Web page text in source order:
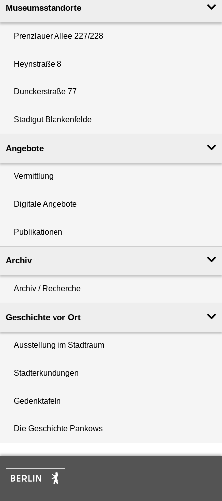
Museumsstandorte
Prenzlauer Allee 227/228
Heynstraße 8
Dunckerstraße 77
Stadtgut Blankenfelde
Angebote
Vermittlung
Digitale Angebote
Publikationen
Archiv
Archiv / Recherche
Geschichte vor Ort
Ausstellung im Stadtraum
Stadterkundungen
Gedenktafeln
Die Geschichte Pankows